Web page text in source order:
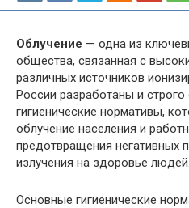
Облучение — одна из
общества, связанная с
различных источников
России разработаны и
гигиенические нормативы,
облучение населения и
предотвращения негативных
излучения на здоровье людей.
Основные гигиенические